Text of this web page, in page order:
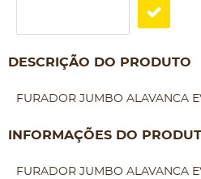
DESCRIÇÃO DO PRODUTO
FURADOR JUMBO ALAVANCA
INFORMAÇÕES DO
FURADOR JUMBO ALAVANCA